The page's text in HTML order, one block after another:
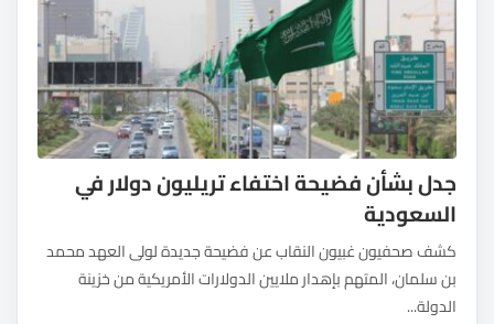
جدل بشأن فضيحة اختفاء تريليون دولار في
السعودية
كشف صحفيون غبيون النقاب عن فضيحة جديدة لولى العهد محمد
بن سلمان، المتهم بإهدار ملايين الدولارات الأمريكية من خزينة
الدولة...